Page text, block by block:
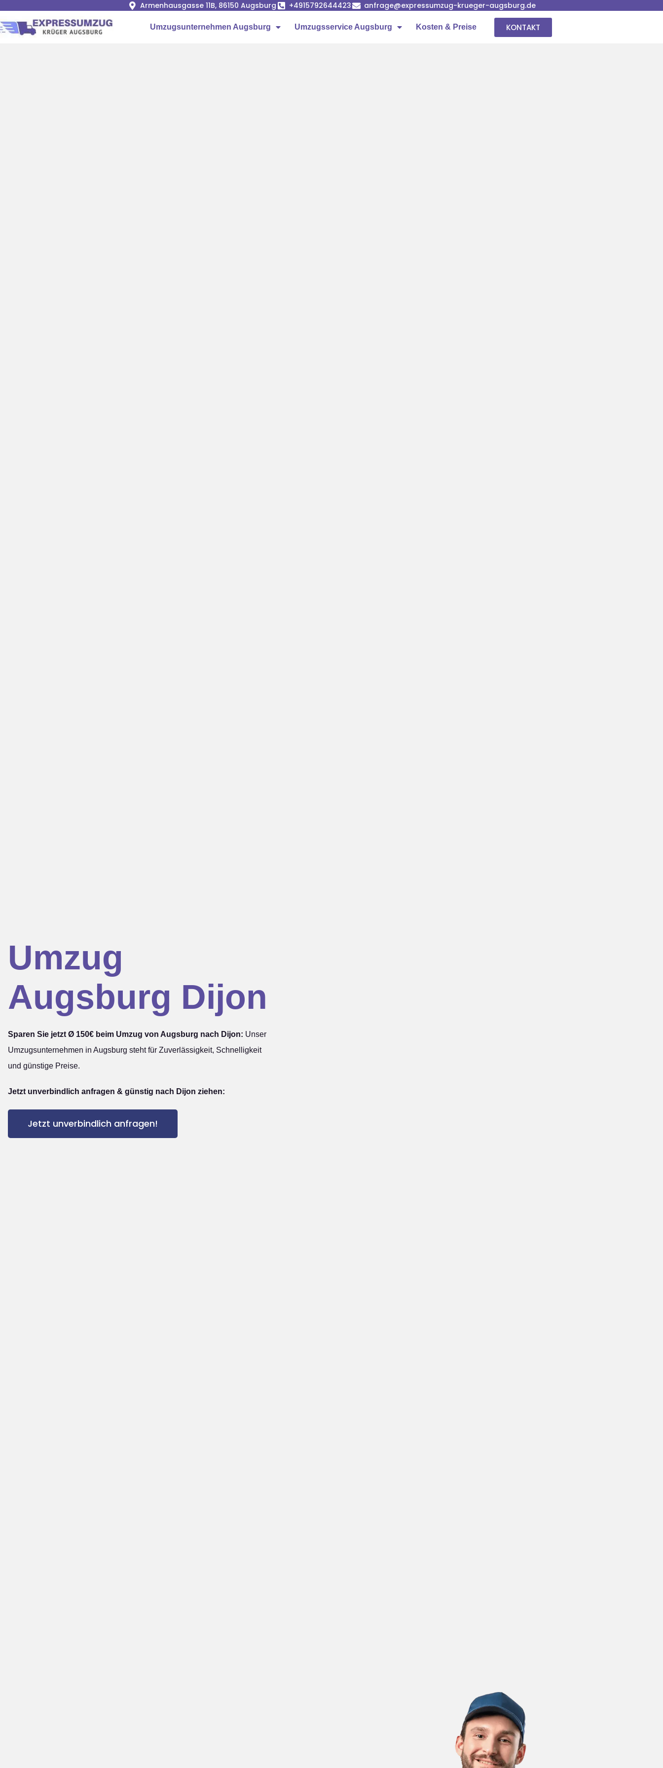
Armenhausgasse 11B, 86150 Augsburg +4915792644423 anfrage@expressumzug-krueger-augsburg.de
Umzugsunternehmen Augsburg Umzugsservice Augsburg Kosten & Preise KONTAKT
Umzug
Augsburg Dijon
Sparen Sie jetzt Ø 150€ beim Umzug von Augsburg nach Dijon: Unser
Umzugsunternehmen in Augsburg steht für Zuverlässigkeit, Schnelligkeit
und günstige Preise.
Jetzt unverbindlich anfragen & günstig nach Dijon ziehen:
Jetzt unverbindlich anfragen!